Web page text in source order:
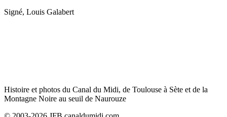
Signé, Louis Galabert
Histoire et photos du Canal du Midi, de Toulouse à Sète et de la
Montagne Noire au seuil de Naurouze